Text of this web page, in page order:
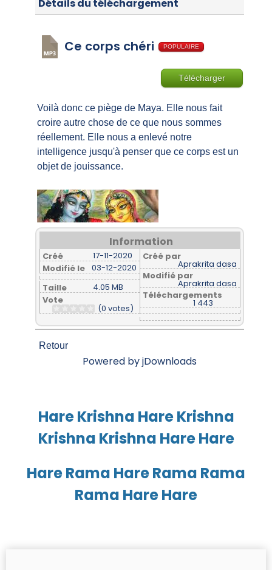
Détails du téléchargement
Ce corps chéri POPULAIRE
Télécharger
Voilà donc ce piège de Maya. Elle nous fait
croire autre chose de ce que nous sommes
réellement. Elle nous a enlevé notre
intelligence jusqu'à penser que ce corps est un
objet de jouissance.
Information
Créé
17-11-2020
Modifié le 03-12-2020
Taille
4.05 MB
Vote
(0 votes)
Créé par
Aprakrita dasa
Modifié par
Aprakrita dasa
Téléchargements
1 443
Retour
Powered by jDownloads
Hare Krishna Hare Krishna
Krishna Krishna Hare Hare
Hare Rama Hare Rama Rama
Rama Hare Hare